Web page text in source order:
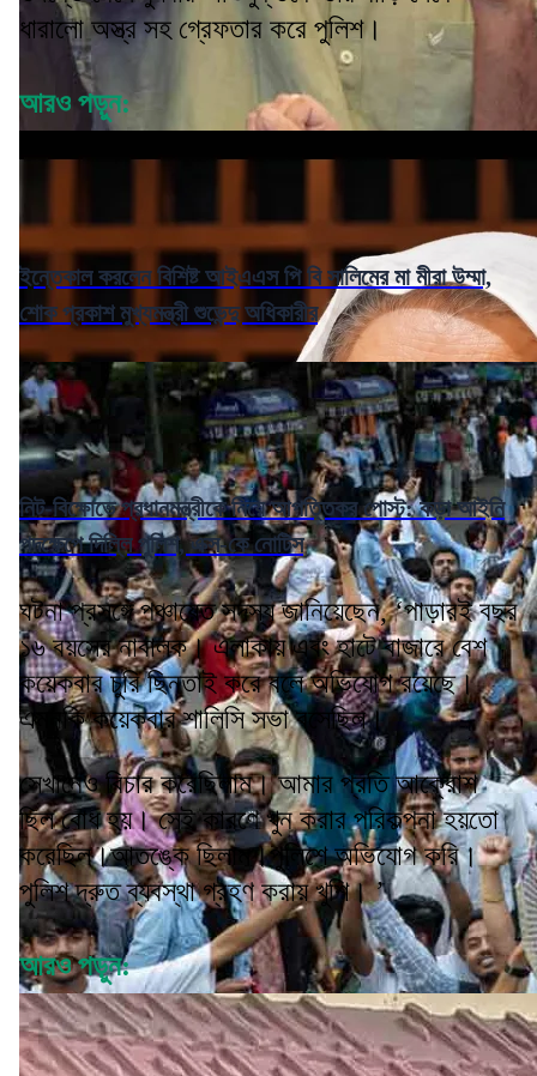
ধারালো অস্ত্র সহ গ্রেফতার করে পুলিশ।
আরও পড়ুন:
ইন্তেকাল করলেন বিশিষ্ট আইএএস পি বি সালিমের মা মীরা উম্মা,
শোক প্রকাশ মুখ্যমন্ত্রী শুভেন্দু অধিকারীর
নিট-বিক্ষোভে প্রধানমন্ত্রীকে নিয়ে আপত্তিকর পোস্ট: কড়া আইনি
পদক্ষেপে দিল্লি পুলিশ, এক্স-কে নোটিস
ঘটনা প্রসঙ্গে পঞ্চায়েত সদস্য জানিয়েছেন, ‘পাড়ারই বছর
১৬ বয়সের নাবালক। এলাকায় এবং হাটে বাজারে বেশ
কয়েকবার চুরি ছিনতাই করে বলে অভিযোগ রয়েছে।
এমনকি কয়েকবার শালিসি সভা বসেছিল।
সেখানেও বিচার করেছিলাম। আমার প্রতি আক্রোশ
ছিল বোধ হয়। সেই কারণে খুন করার পরিকল্পনা হয়তো
করেছিল।আতঙ্কে ছিলাম।পুলিশে অভিযোগ করি।
পুলিশ দ্রুত ব্যবস্থা গ্রহণ করায় খুশি। ’
আরও পড়ুন: